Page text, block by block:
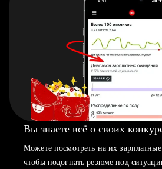
Вы знаете всё о своих
Можете посмотреть на их
чтобы подогнать резюме под